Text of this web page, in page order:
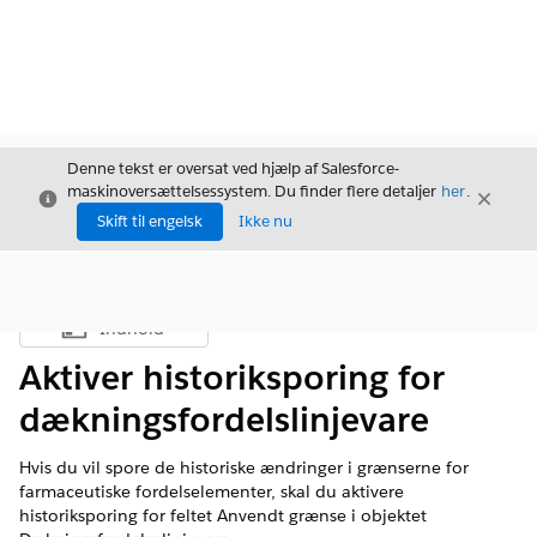
Luk
Denne tekst er oversat ved hjælp af Salesforce-
maskinoversættelsessystem. Du finder flere detaljer her.
Skift til engelsk
Ikke nu
Luk
Vis indholdsfortegnelse
Indhold
Aktiver historiksporing for
dækningsfordelslinjevare
Hvis du vil spore de historiske ændringer i grænserne for
farmaceutiske fordelselementer, skal du aktivere
historiksporing for feltet Anvendt grænse i objektet